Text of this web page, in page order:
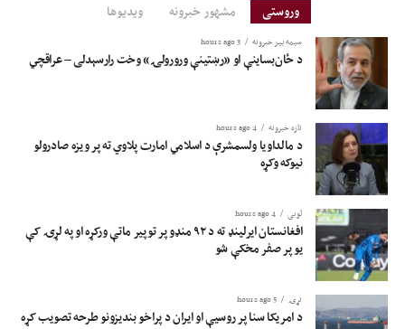
وروستی مشهور خبرونه ویدیوها
سیمه ییز خبرونه 3 hours ago
د ځان‌بساینې او «رښتینې ورورولۍ» وخت رارسېدلی – عراقچي
تازه خبرونه 4 hours ago
د مالداویا ولسمشرې د اسلامي امارت پلاوي ته پر ویزه صادرولو
نیوکه وکړه
لوبی 4 hours ago
افغانستان ایرلینډ ته د ۹۲ منډو پر توپیر ماتې ورکړه او په لړۍ کې
یو پر صفر مخکې شو
نړۍ 5 hours ago
د امریکا سنا پر روسیې او ایران د پراخو بندیزونو طرحه تصویب کړه